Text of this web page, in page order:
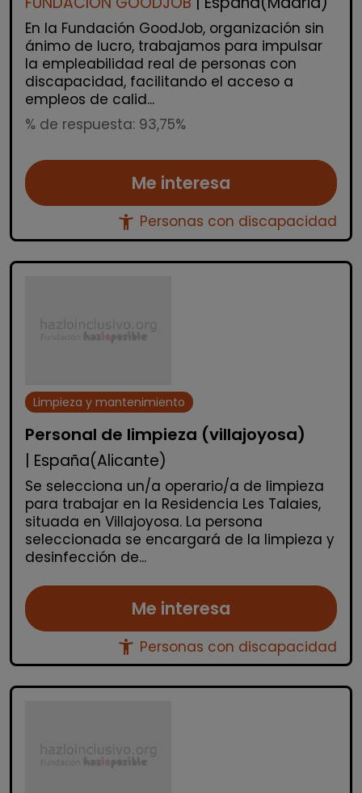
En la Fundación GoodJob, organización sin
ánimo de lucro, trabajamos para impulsar
la empleabilidad real de personas con
discapacidad, facilitando el acceso a
empleos de calid...
% de respuesta: 93,75%
Me interesa
accessibility_new Personas con discapacidad
Limpieza y mantenimiento
Personal de limpieza (villajoyosa)
| España(Alicante)
Se selecciona un/a operario/a de limpieza
para trabajar en la Residencia Les Talaies,
situada en Villajoyosa. La persona
seleccionada se encargará de la limpieza y
desinfección de...
Me interesa
accessibility_new Personas con discapacidad